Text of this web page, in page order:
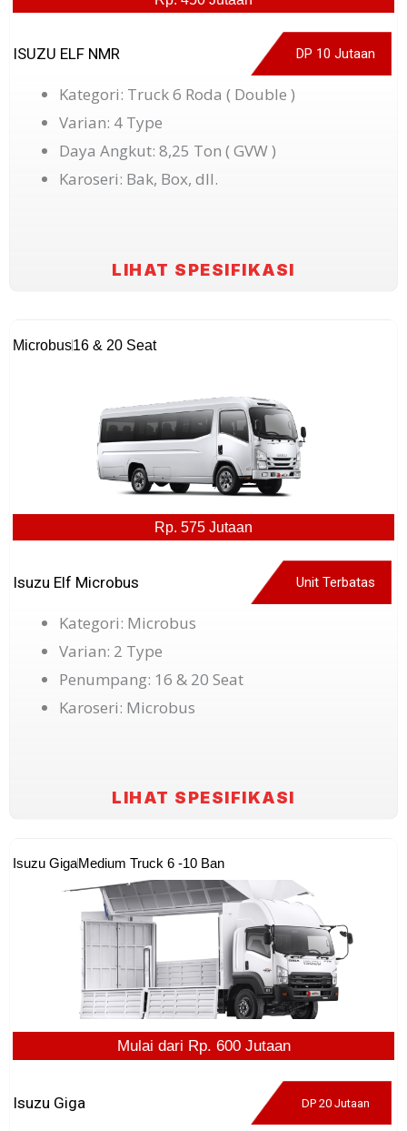
ISUZU ELF NMR DP 10 Jutaan
Kategori: Truck 6 Roda ( Double )
Varian: 4 Type
Daya Angkut: 8,25 Ton ( GVW )
Karoseri: Bak, Box, dll.
LIHAT SPESIFIKASI
Microbus16 & 20 Seat
Rp. 575 Jutaan
Isuzu Elf Microbus Unit Terbatas
Kategori: Microbus
Varian: 2 Type
Penumpang: 16 & 20 Seat
Karoseri: Microbus
LIHAT SPESIFIKASI
Isuzu GigaMedium Truck 6 -10 Ban
Mulai dari Rp. 600 Jutaan
Isuzu Giga DP 20 Jutaan